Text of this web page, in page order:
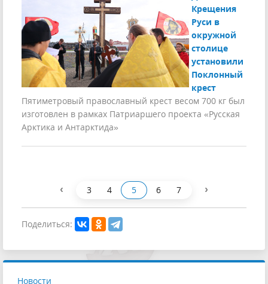
Крещения
Руси в
окружной
столице
установили
Поклонный
крест
Пятиметровый православный крест весом 700 кг был
изготовлен в рамках Патриаршего проекта «Русская
Арктика и Антарктида»
‹ 3 4 5 6 7 ›
Поделиться:
Новости